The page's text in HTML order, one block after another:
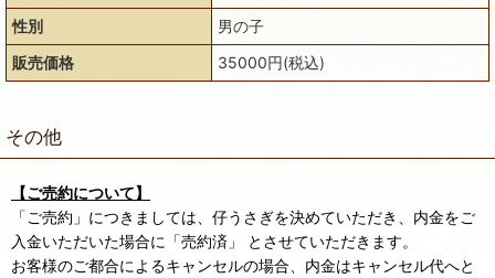
性別
男の子
販売価格
35000円(税込)
その他
【ご売約について】
「ご売約」につきましては、仔うさぎを決めていただき、内金をご
入金いただいた場合に「売約済」 とさせていただきます。
お客様のご都合によるキャンセルの場合、内金はキャンセル代へと